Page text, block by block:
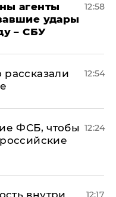
агенты
удары
– СБУ
12:58
12:54
ФСБ, чтобы 12:24
внутри
12:17